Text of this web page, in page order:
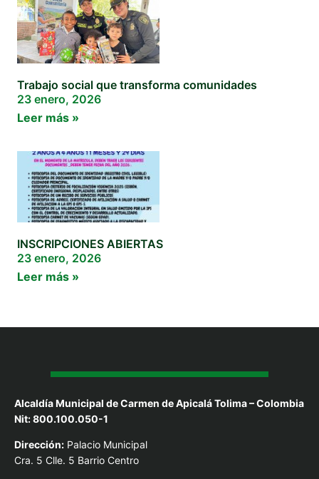
Trabajo social que transforma comunidades
23 enero, 2026
Leer más »
INSCRIPCIONES ABIERTAS
23 enero, 2026
Leer más »
Alcaldía Municipal de Carmen de Apicalá Tolima – Colombia
Nit: 800.100.050-1
Dirección: Palacio Municipal
Cra. 5 Clle. 5 Barrio Centro